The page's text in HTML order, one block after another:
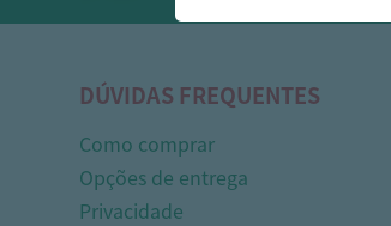
DÚVIDAS FREQUENTES
Como comprar
Opções de entrega
Privacidade